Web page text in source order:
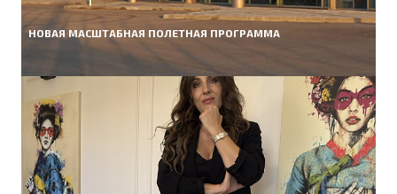
НОВАЯ МАСШТАБНАЯ ПОЛЕТНАЯ ПРОГРАММА